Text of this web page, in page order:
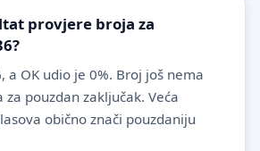
provjere broja za
a OK udio je 0%. Broj još nema
pouzdan zaključak. Veća
obično znači pouzdaniju